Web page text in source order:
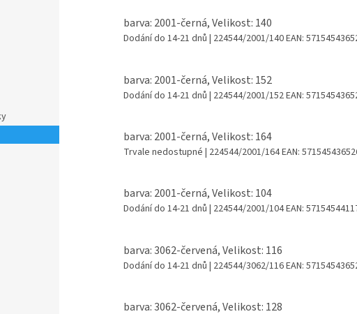
barva: 2001-černá, Velikost: 140
Dodání do 14-21 dnů | 224544/2001/140EAN:
barva: 2001-černá, Velikost: 152
Dodání do 14-21 dnů | 224544/2001/152EAN:
barva: 2001-černá, Velikost: 164
Trvale nedostupné | 224544/2001/164EAN:
barva: 2001-černá, Velikost: 104
Dodání do 14-21 dnů | 224544/2001/104EAN:
barva: 3062-červená, Velikost: 116
Dodání do 14-21 dnů | 224544/3062/116EAN:
barva: 3062-červená, Velikost: 128